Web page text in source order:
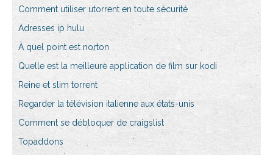
Comment utiliser utorrent en toute sécurité
Adresses ip hulu
À quel point est norton
Quelle est la meilleure application de film sur kodi
Reine et slim torrent
Regarder la télévision italienne aux états-unis
Comment se débloquer de craigslist
Topaddons